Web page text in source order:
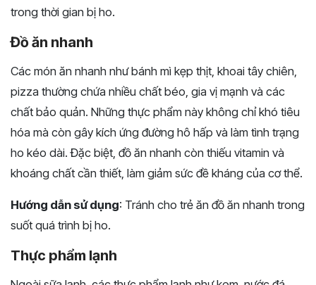
trong thời gian bị ho.
Đồ ăn nhanh
Các món ăn nhanh như bánh mì kẹp thịt, khoai tây chiên,
pizza thường chứa nhiều chất béo, gia vị mạnh và các
chất bảo quản. Những thực phẩm này không chỉ khó tiêu
hóa mà còn gây kích ứng đường hô hấp và làm tình trạng
ho kéo dài. Đặc biệt, đồ ăn nhanh còn thiếu vitamin và
khoáng chất cần thiết, làm giảm sức đề kháng của cơ thể.
Hướng dẫn sử dụng: Tránh cho trẻ ăn đồ ăn nhanh trong
suốt quá trình bị ho.
Thực phẩm lạnh